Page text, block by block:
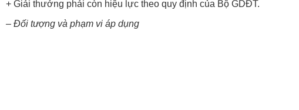
+ Giải thưởng phải còn hiệu lực theo quy định của Bộ GDĐT.
– Đối tượng và phạm vi áp dụng